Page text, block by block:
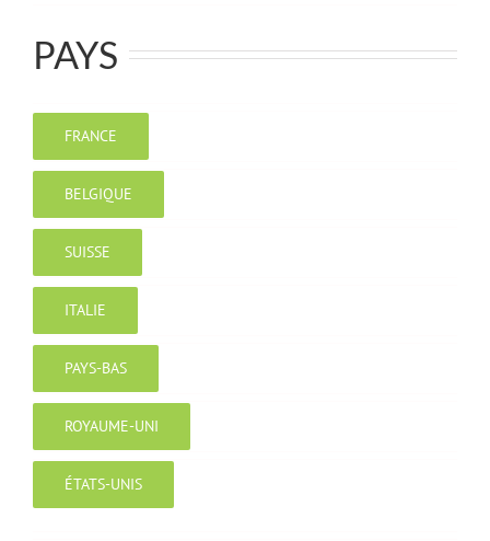
PAYS
FRANCE
BELGIQUE
SUISSE
ITALIE
PAYS-BAS
ROYAUME-UNI
ÉTATS-UNIS